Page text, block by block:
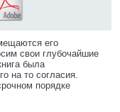
его
свои глубочайшие
была
на то согласия.
порядке